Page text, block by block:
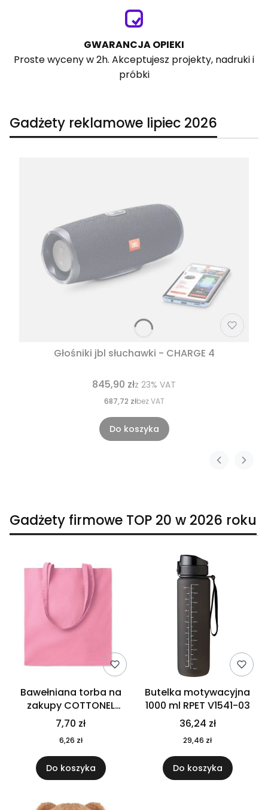
GWARANCJA OPIEKI
Proste wyceny w 2h. Akceptujesz projekty, nadruki i
próbki
Gadżety reklamowe lipiec 2026
Głośniki jbl słuchawki - CHARGE 4
845,90 złz 23% VAT
687,72 złbez VAT
Do koszyka
Gadżety firmowe TOP 20 w 2026 roku
Bawełniana torba na
zakupy COTTONEL
COLOUR++ MO9846-11
7,70 zł
6,26 zł
Do koszyka
Butelka motywacyjna
1000 ml RPET V1541-03
36,24 zł
29,46 zł
Do koszyka